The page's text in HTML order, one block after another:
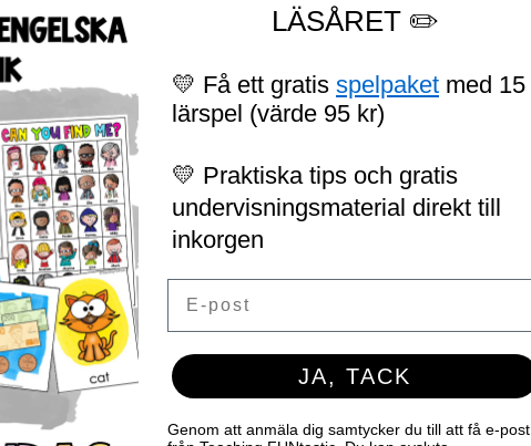
LÄSÅRET ✏️
💛 Få ett gratis spelpaket med 15
lärspel (värde 95 kr)
💛 Praktiska tips och gratis
undervisningsmaterial direkt till
inkorgen
JA, TACK
Genom att anmäla dig samtycker du till att få e-post